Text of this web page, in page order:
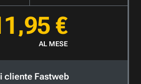
€
AL MESE
cliente Fastweb